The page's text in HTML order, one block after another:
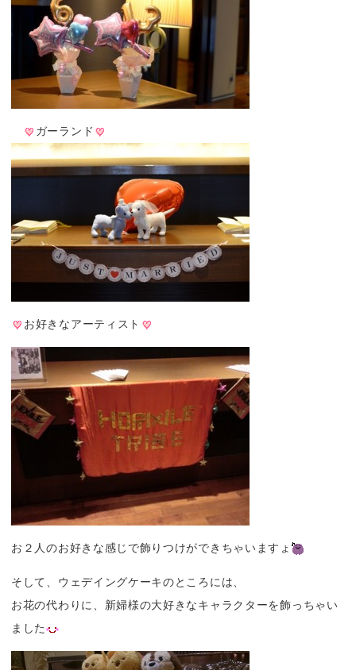
ガーランド
お好きなアーティスト
お２人のお好きな感じで飾りつけができちゃいますょ
そして、ウェデイングケーキのところには、
お花の代わりに、新婦様の大好きなキャラクターを飾っちゃい
ました